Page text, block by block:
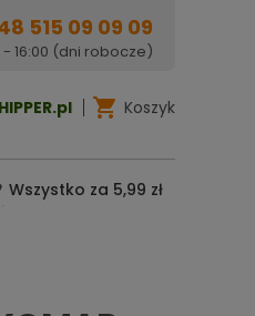
515 09 09 09
- 16:00 (dni robocze)
Koszyk
Wszystko za 5,99 zł